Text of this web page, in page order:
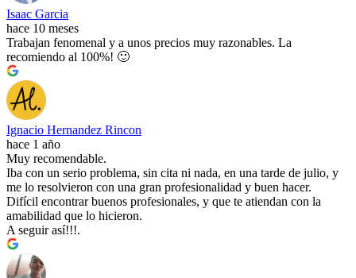
Isaac Garcia
hace 10 meses
Trabajan fenomenal y a unos precios muy razonables. La
recomiendo al 100%! 🙂
Ignacio Hernandez Rincon
hace 1 año
Muy recomendable.
Iba con un serio problema, sin cita ni nada, en una tarde de julio, y
me lo resolvieron con una gran profesionalidad y buen hacer.
Difícil encontrar buenos profesionales, y que te atiendan con la
amabilidad que lo hicieron.
A seguir así!!!.